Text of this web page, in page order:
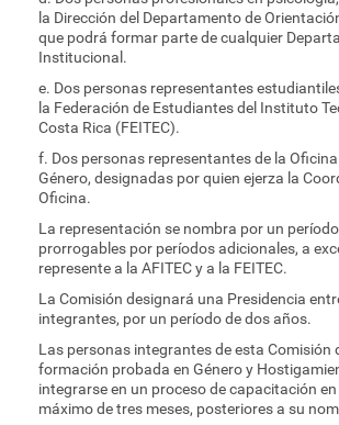
la Dirección del Departamento de
que podrá formar parte de cualquier
Institucional.
e. Dos personas representantes
la Federación de Estudiantes del Instituto
Costa Rica (FEITEC).
f. Dos personas representantes de la
Género, designadas por quien ejerza la
Oficina.
La representación se nombra por un
prorrogables por períodos adicionales, a
represente a la AFITEC y a la FEITEC.
La Comisión designará una Presidencia
integrantes, por un período de dos años.
Las personas integrantes de esta Comisión
formación probada en Género y
integrarse en un proceso de capacitación
máximo de tres meses, posteriores a su